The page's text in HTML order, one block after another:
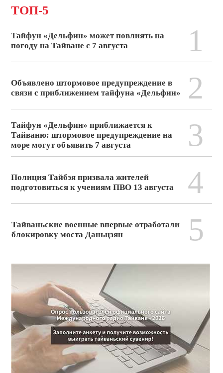
ТОП-5
Тайфун «Дельфин» может повлиять на
погоду на Тайване с 7 августа
1
Объявлено штормовое предупреждение в
связи с приближением тайфуна «Дельфин»
2
Тайфун «Дельфин» приближается к
Тайваню: штормовое предупреждение на
море могут объявить 7 августа
3
Полиция Тайбэя призвала жителей
подготовиться к учениям ПВО 13 августа
4
Тайваньские военные впервые отработали
блокировку моста Даньцзян
5